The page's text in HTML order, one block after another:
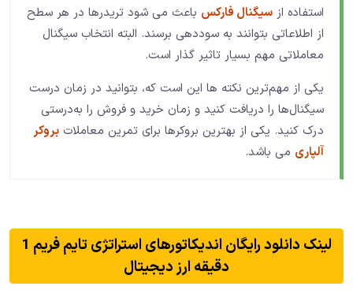
استفاده از سیگنال فارکس باعث می شود تریدرها در هر سطح
از اطلاعاتی بتوانند به سوددهی برسند. البته انتخاب سیگنال
معاملاتی مهم بسیار تاثیر گذار است.
یکی از مهم‌ترین نکته ها این است که، بتوانید در زمان درست
سیگنال‌ها را دریافت کنید و زمان خرید و فروش را به‌درستی
درک کنید. یکی از بهترین بروکرها برای تمرین معاملات بروکر
آلپاری می باشد.
لینک دانلود رایگان اندیکاتورهای استراتژی تایم فریم 1
دقیقه ارز دیجیتال